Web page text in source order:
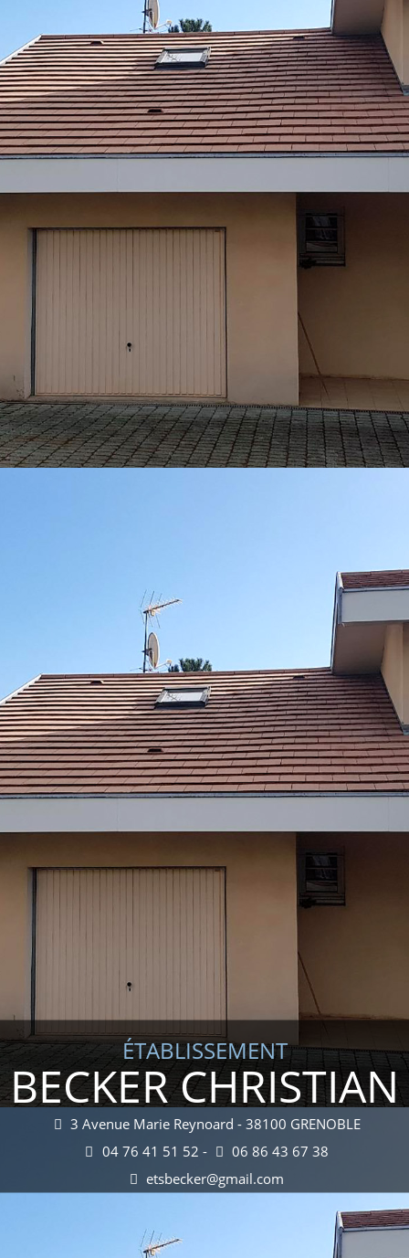
ÉTABLISSEMENT
BECKER CHRISTIAN
3 Avenue Marie Reynoard - 38100 GRENOBLE
04 76 41 51 52 -
06 86 43 67 38
etsbecker@gmail.com